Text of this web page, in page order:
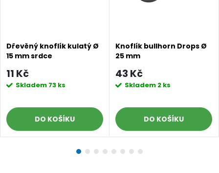
Dřevěný knoflík kulatý Ø
15 mm srdce
11 Kč
Skladem 73 ks
DO KOŠÍKU
Knoflík bullhorn Drops Ø
25 mm
43 Kč
Skladem 2 ks
DO KOŠÍKU